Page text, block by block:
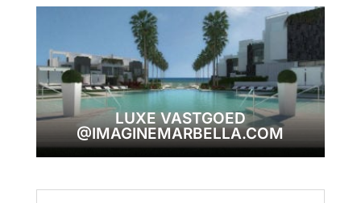
LUXE VASTGOED
@IMAGINEMARBELLA.COM